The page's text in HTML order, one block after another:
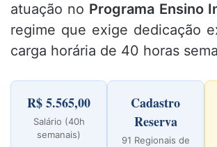
atuação no Programa Ensino
regime que exige dedicação
carga horária de 40 horas
R$ 5.565,00
Salário (40h
semanais)
Cadastro
Reserva
91 Regionais de